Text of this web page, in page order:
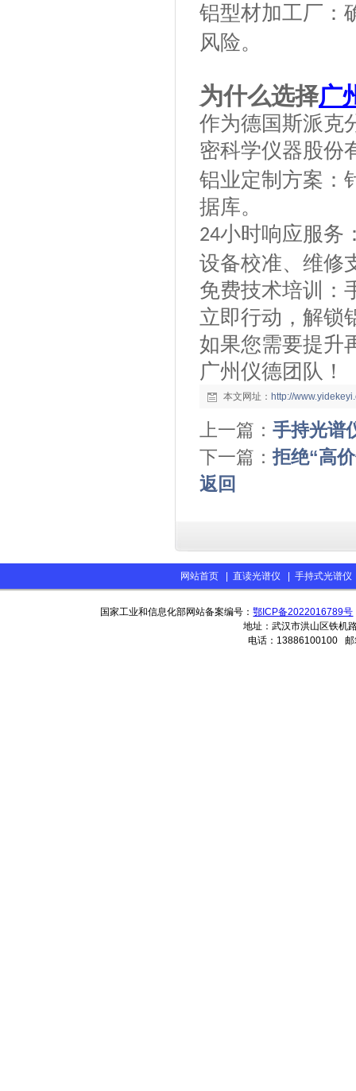
铝型材加工厂：
风险。
为什么选择广
作为德国斯派克
密科学仪器股份
铝业定制方案：
据库。
24小时响应服务
设备校准、维修
免费技术培训：
立即行动，解锁
如果您需要提升
广州仪德团队！
本文网址： http://
上一篇： 手持光谱
下一篇： 拒绝“高
返回
网站首页 直读光谱仪 手持式光谱仪
国家工业和信息化部网站备案编号：鄂ICP备2022016789号
地址：武汉市洪山区铁机
电话：13886100100 邮